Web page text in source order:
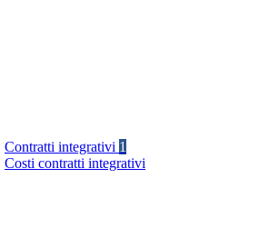
Contratti integrativi 1
Costi contratti integrativi